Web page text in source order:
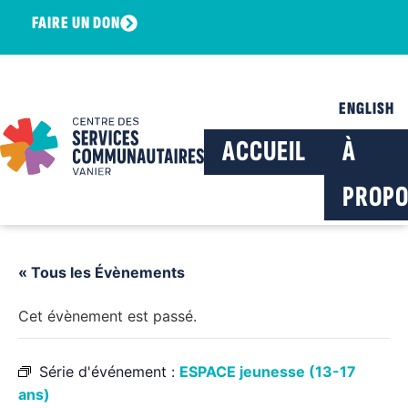
FAIRE UN DON
ENGLISH
ACCUEIL
À
« Tous les Évènements
Cet évènement est passé.
Série d'événement : ESPACE jeunesse (13-17
ans)